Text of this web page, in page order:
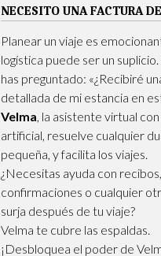
NECESITO UNA FACTURA
Planear un viaje es
logística puede ser un
has preguntado: «¿Recibiré
detallada de mi estancia en
Velma, la asistente virtual
artificial, resuelve cualquier
pequeña, y facilita los viajes.
¿Necesitas ayuda con recibos,
confirmaciones o cualquier
surja después de tu viaje?
Velma te cubre las espaldas.
¡Desbloquea el poder de